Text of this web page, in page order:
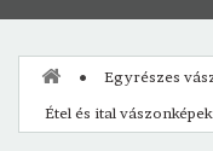
Egyrészes
Étel és ital vászonképek